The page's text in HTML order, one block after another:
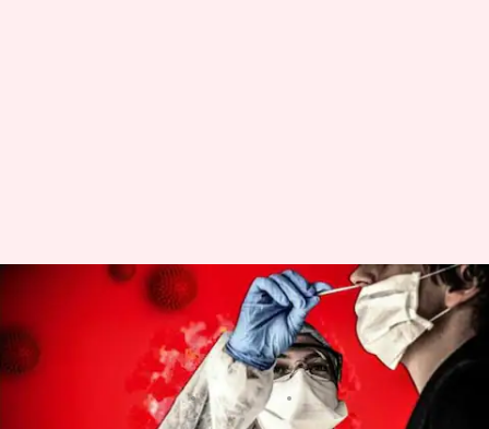
இந்தியாவில் ஒரே நாளில்
9,111 கொரோனா பாதிப்பு:
27 பேர் உயிரிழப்பு
Sindhuja SM Apr 17, 2023 12:26 pm